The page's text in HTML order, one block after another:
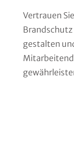
Vertrauen
gestalten